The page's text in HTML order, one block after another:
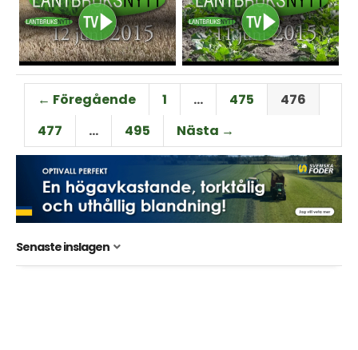
← Föregående 1 … 475
476
477
… 495 Nästa →
Senaste inslagen